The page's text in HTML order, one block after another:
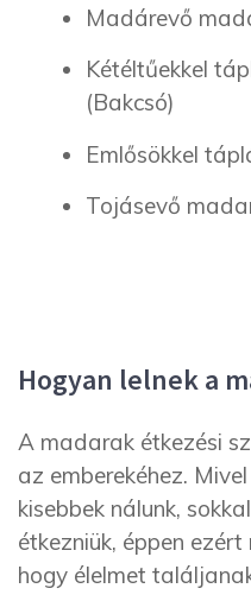
Madárevő
Kétéltűekkel
(Bakcsó)
Emlősökkel
Tojásevő
Hogyan lelnek a
A madarak étkezési
az emberekéhez.
kisebbek nálunk,
étkezniük, éppen
hogy élelmet